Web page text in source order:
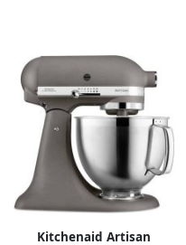
Kitchenaid Artisan